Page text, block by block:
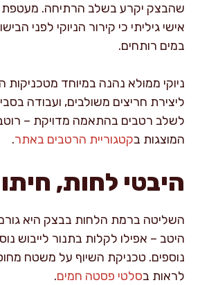
שהבצק יקרע בשלב הרתיחה. מעטפת
אישי גיליתי כי קירור הניוקי לפני
במים רותחים.
ניוקי ממולא נהנה במיוחד
ליצירת חריצים משולבים, ועבודה
לשלב רטבים בהתאמה מדויקת – רוטב
המוצגות בקטגוריית הרטבים באתר.
היבטי לחות,
השליטה ברמת הלחות בבצק היא
היטב – אפילו לקלות בתנור לייבוש
נוספים. טכניקת השיוף על משטח
לראות בסלטי פסטה חמים.